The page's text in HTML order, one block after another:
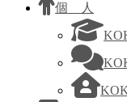
個 人